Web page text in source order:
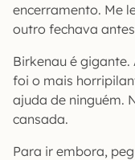
encerramento. Me
outro fechava
Birkenau é
foi o mais
ajuda de ninguém.
cansada.
Para ir embora,